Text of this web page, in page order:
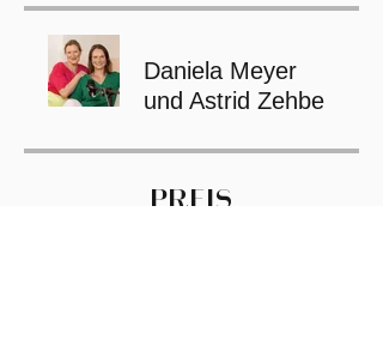
Daniela Meyer
und Astrid Zehbe
PREIS